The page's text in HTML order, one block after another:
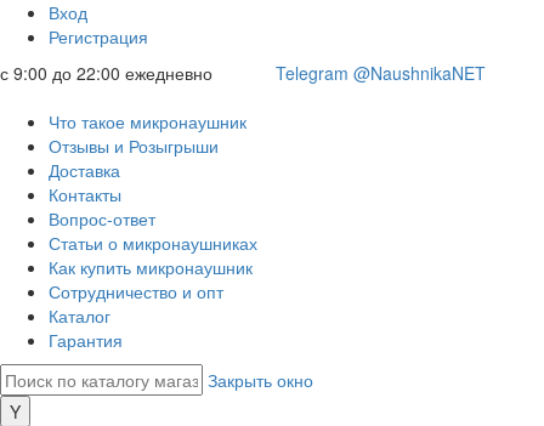
Вход
Регистрация
с 9:00 до 22:00 ежедневно
Telegram @NaushnikaNET
Что такое микронаушник
Отзывы и Розыгрыши
Доставка
Контакты
Вопрос-ответ
Статьи о микронаушниках
Как купить микронаушник
Сотрудничество и опт
Каталог
Гарантия
Закрыть окно